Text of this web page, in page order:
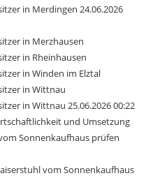
in Merdingen 24.06.2026
in Merzhausen
in Rheinhausen
in Winden im Elztal
in Wittnau
in Wittnau 25.06.2026 00:22
und Umsetzung
Sonnenkaufhaus prüfen
vom Sonnenkaufhaus